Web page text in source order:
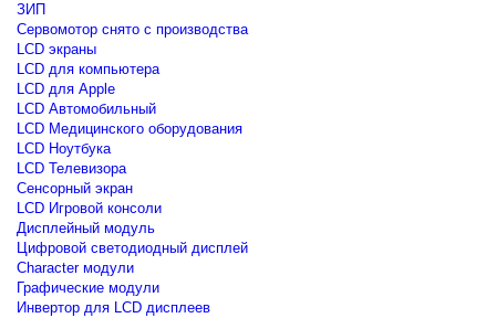
ЗИП
Сервомотор снято с производства
LCD экраны
LCD для компьютера
LCD для Apple
LCD Автомобильный
LCD Медицинского оборудования
LCD Ноутбука
LCD Телевизора
Сенсорный экран
LCD Игровой консоли
Дисплейный модуль
Цифровой светодиодный дисплей
Сharacter модули
Графические модули
Инвертор для LCD дисплеев